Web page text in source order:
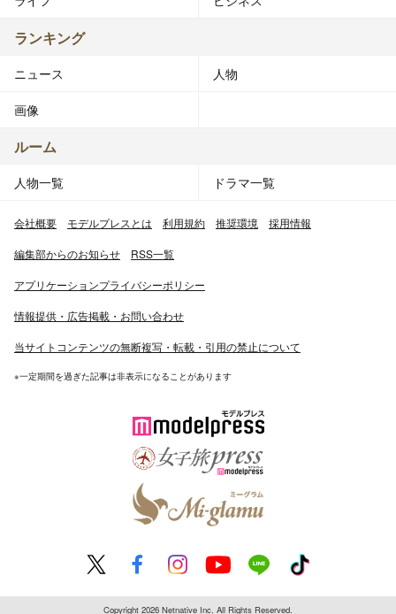
っかけで、「第19回ジュノン・スーパーボーイ・コンテ
り歴代受賞者の中では最多となる40社の芸能事務所から
ごし、上京。
&quot;』の司会に選ばれる。また同年同月、ドラマ『生徒
・2008年、『ハチワンダイバー』でドラマ初主演を果た
林遣都・池松壮亮とともに主演を務め、映画でも初主演を
果すこととなった。
・2009年、国際ドラマフェスティバル in TOKYO2009に
おいて「東京ドラマアウォード2009」新人賞を受賞。ま
・2010年3月5日、映画『赤い糸』で、第33回日本アカデ
ミー賞優秀新人賞を受賞。『NECK』や『君が踊る、夏』
等の主演映画の公開が続いた。『君が踊る、夏』は初の単
独主演映画となる。
・好きな食べ物は納豆とイクラ、カレー、牛丼、麺類。
・趣味、特技はソフトテニスと和太鼓、サッカー。
ランキング
ニュース 人物
画像
ルーム
人物一覧 ドラマ一覧
会社概要 モデルプレスとは 利用規約 推奨環境 採用情報
編集部からのお知らせ RSS一覧
アプリケーションプライバシーポリシー
情報提供・広告掲載・お問い合わせ
当サイトコンテンツの無断複写・転載・引用の禁止について
※一定期間を過ぎた記事は非表示になることがあります
Copyright 2026 Netnative Inc. All Rights Reserved.